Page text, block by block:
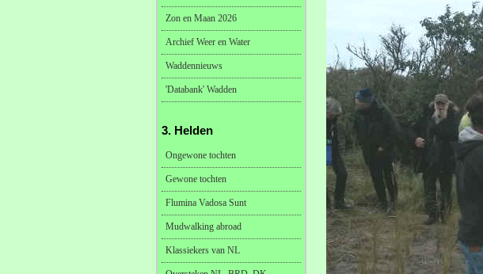
Zon en Maan 2026
Archief Weer en Water
Waddennieuws
'Databank' Wadden
3. Helden
Ongewone tochten
Gewone tochten
Flumina Vadosa Sunt
Mudwalking abroad
Klassiekers van NL